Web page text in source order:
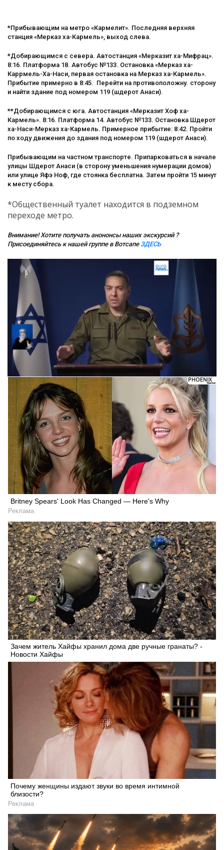
*Прибывающим на метро «Кармелит». Последняя верхняя
станция «Мерказ ха-Кармель», выход слева.
*Добирающимся с севера. Автостанция «Мерказит ха-Мифрац».
8:16. Платформа 18. Автобус №133. Остановка «Мерказ ха-
Каррмель-Ха-Наси, первая остановка на Мерказ ха-Кармель».
Прибытие примерно в 8:45. Перейти на противоположну. сторону
и найти здание под номером 119 (шдерот Анаси).
**Добирающимся с юга. Автостанция «Мерказит Хоф ха-
Кармель». 8:16. Платформа 14. Автобус №133. Остановка Шдерот
ха-Наси-Мерказ ха-Кармель. Примерное прибытие: 8:42. Пройти
по ходу движения до здания под номером 119 (шдерот Анаси).
Прибывающим на частном транспорте. Припарковаться в начале
улицы Шдерот Анаси (в сторону уменьшения нумерации домов)
или улице Яфэ Ноф, где стоянка бесплатна. Затем пройти 15 минут
к месту сбора.
*Общественный туалет находится в подземном
переходе метро.
Внимание! Хотите получать анононсы наших экскурсий ?
Присоединяйтесь к нашей группе в Вотсапе ЗДЕСЬ
Следующее видео через 5 Отмена
Britney Spears' Look Has Changed — Here's Why
Реклама
Зачем житель Хайфы хранил дома две ручные гранаты? -
Новости Хайфы
Почему женщины издают звуки во время интимной
близости?
Реклама